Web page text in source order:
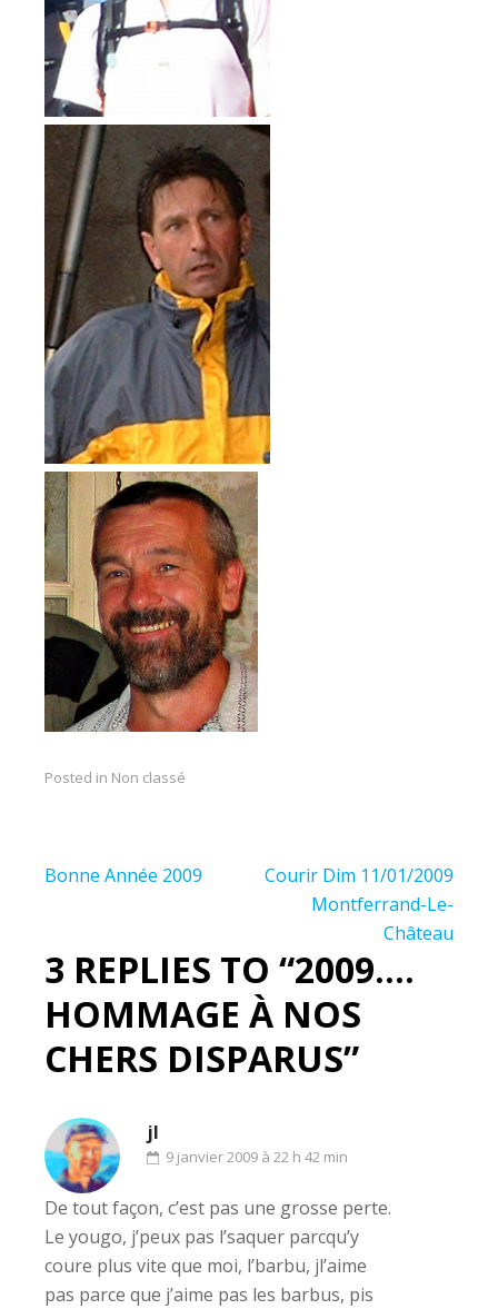
Posted in Non classé
Navigation
Bonne Année 2009
Courir Dim 11/01/2009
Montferrand-Le-
Château
3 REPLIES TO “2009….
HOMMAGE À NOS
CHERS DISPARUS”
jl
9 janvier 2009 à 22 h 42 min
De tout façon, c’est pas une grosse perte.
Le yougo, j’peux pas l’saquer parcqu’y
coure plus vite que moi, l’barbu, jl’aime
pas parce que j’aime pas les barbus, pis